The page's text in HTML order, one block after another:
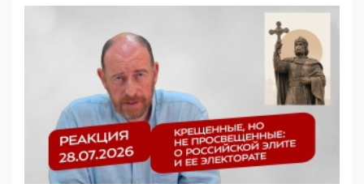
деятельность ИИТО ЮНЕСКО в России, но
цифроглобалисты продолжают определять
повестку в образовании
09:43, 01 Июня 2026
5G за счет здоровья граждан: Минцифры намерено
отобрать у регионов и муниципалитетов право
защищать жилые дома и социальные объекты от
05:58, 26 Мая 2026
Роскомнадзор освободили от борца с
деструктивным и опасным контентом